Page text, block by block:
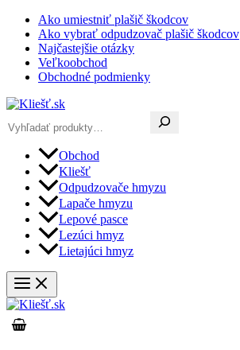
Preskočiť
obsah
Ako umiestniť plašič škodcov
Ako vybrať odpudzovač plašič škodcov
Najčastejšie otázky
Veľkoobchod
Obchodné podmienky
Obchod
Kliešť
Odpudzovače hmyzu
Lapače hmyzu
Lepové pasce
Lezúci hmyz
Lietajúci hmyz